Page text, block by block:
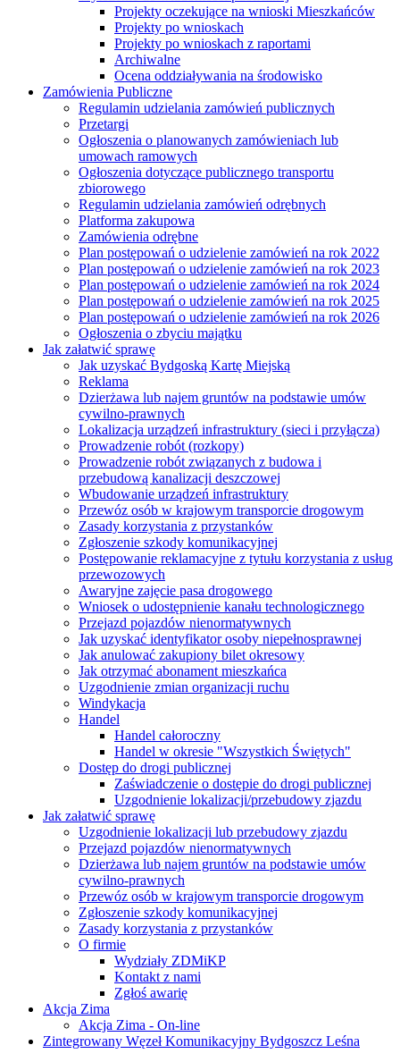
Projekty oczekujące na wnioski Mieszkańców
Projekty po wnioskach
Projekty po wnioskach z raportami
Archiwalne
Ocena oddziaływania na środowisko
Zamówienia Publiczne
Regulamin udzielania zamówień publicznych
Przetargi
Ogłoszenia o planowanych zamówieniach lub
umowach ramowych
Ogłoszenia dotyczące publicznego transportu
zbiorowego
Regulamin udzielania zamówień odrębnych
Platforma zakupowa
Zamówienia odrębne
Plan postępowań o udzielenie zamówień na rok 2022
Plan postępowań o udzielenie zamówień na rok 2023
Plan postępowań o udzielenie zamówień na rok 2024
Plan postępowań o udzielenie zamówień na rok 2025
Plan postępowań o udzielenie zamówień na rok 2026
Ogłoszenia o zbyciu majątku
Jak załatwić sprawę
Jak uzyskać Bydgoską Kartę Miejską
Reklama
Dzierżawa lub najem gruntów na podstawie umów
cywilno-prawnych
Lokalizacja urządzeń infrastruktury (sieci i przyłącza)
Prowadzenie robót (rozkopy)
Prowadzenie robót związanych z budowa i
przebudową kanalizacji deszczowej
Wbudowanie urządzeń infrastruktury
Przewóz osób w krajowym transporcie drogowym
Zasady korzystania z przystanków
Zgłoszenie szkody komunikacyjnej
Postępowanie reklamacyjne z tytułu korzystania z usług
przewozowych
Awaryjne zajęcie pasa drogowego
Wniosek o udostępnienie kanału technologicznego
Przejazd pojazdów nienormatywnych
Jak uzyskać identyfikator osoby niepełnosprawnej
Jak anulować zakupiony bilet okresowy
Jak otrzymać abonament mieszkańca
Uzgodnienie zmian organizacji ruchu
Windykacja
Handel
Handel całoroczny
Handel w okresie "Wszystkich Świętych"
Dostęp do drogi publicznej
Zaświadczenie o dostępie do drogi publicznej
Uzgodnienie lokalizacji/przebudowy zjazdu
Jak załatwić sprawę
Uzgodnienie lokalizacji lub przebudowy zjazdu
Przejazd pojazdów nienormatywnych
Dzierżawa lub najem gruntów na podstawie umów
cywilno-prawnych
Przewóz osób w krajowym transporcie drogowym
Zgłoszenie szkody komunikacyjnej
Zasady korzystania z przystanków
O firmie
Wydziały ZDMiKP
Kontakt z nami
Zgłoś awarię
Akcja Zima
Akcja Zima - On-line
Zintegrowany Węzeł Komunikacyjny Bydgoszcz Leśna